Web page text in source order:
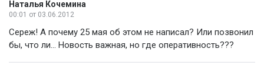
Наталья Кочемина
00:01 от 03.06.2012
Сереж! А почему 25 мая об этом не написал? Или позвонил
бы, что ли... Новость важная, но где оперативность???